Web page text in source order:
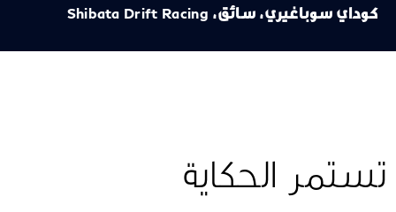
كوداي سوباغيري، سائق، Shibata Drift Racing
تستمر الحكاية